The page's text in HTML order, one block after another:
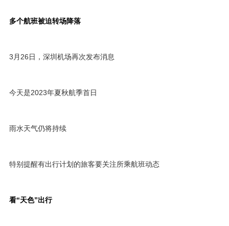
多个航班被迫转场降落
3月26日，深圳机场再次发布消息
今天是2023年夏秋航季首日
雨水天气仍将持续
特别提醒有出行计划的旅客要关注所乘航班动态
看“天色”出行